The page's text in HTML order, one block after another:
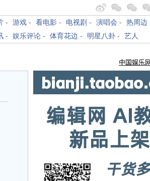
- 游戏 - 看电影 - 电视剧 - 演唱会 - 热周边
- 娱乐评论 - 体育花边 - 明星八卦 - 艺人